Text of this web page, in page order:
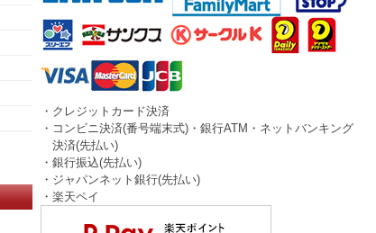
・クレジットカード決済
・コンビニ決済(番号端末式)・銀行ATM・ネットバンキング
決済(先払い)
・銀行振込(先払い)
・ジャパンネット銀行(先払い)
・楽天ペイ